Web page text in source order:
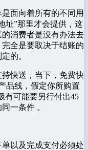
面向着所有的不同用
址”那里才会提供，这
消费者是没有办法去
全是要取决于结账的
的。
快送，当下，免费快
品线，假定你所购置
有可能要另行付出45
同一条件 。
以及完成支付必须处